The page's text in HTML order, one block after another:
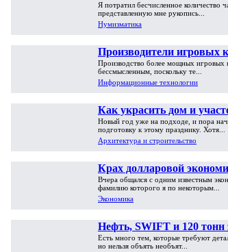
торговой практике
Средневековья"
Я потратил бесчисленное количество
представленную мне рукопись...
Нумизматика
Производители игровых
достигли предела
Производство более мощных игровых
бессмысленным, поскольку те...
Информационные технологии
Как украсить дом и
Новому году
Новый год уже на подходе, и пора
подготовку к этому празднику. Хотя...
Архитектура и строительство
Крах долларовой
пути обрушения
Вчера общался с одним известным
фамилию которого я по некоторым...
Экономика
Нефть, SWIFT и 120 тонн
Есть много тем, которые требуют
но нельзя объять необъят...